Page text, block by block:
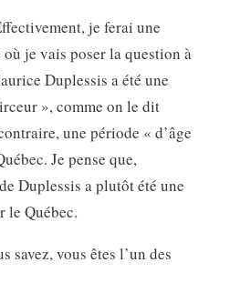
je ferai une
je vais poser la question à
Duplessis a été une
», comme on le dit
une période « d’âge
Je pense que,
Duplessis a plutôt été une
le Québec.
savez, vous êtes l’un des